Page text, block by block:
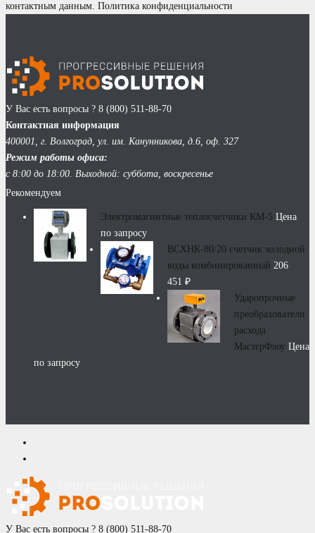
контактным данным. Политика конфиденциальности
У Вас есть вопросы ? 8 (800) 511-88-70
Контактная информация
400001, г. Волгоград, ул. им. Канунникова, д.6, оф. 327
Режим работы офиса:
с 8:00 до 18:00. Выходной: суббота, воскресенье
Рекомендуем
Электромагнитные теплосчетчики КМ-5 Цена
по запросу
ВСХНК-80/20 счетчик холодной
воды комбинированный 206
451 ₽
Ударопрочные
преобразователи
расхода
МастерФлоу Цена
по запросу
У Вас есть вопросы ? 8 (800) 511-88-70